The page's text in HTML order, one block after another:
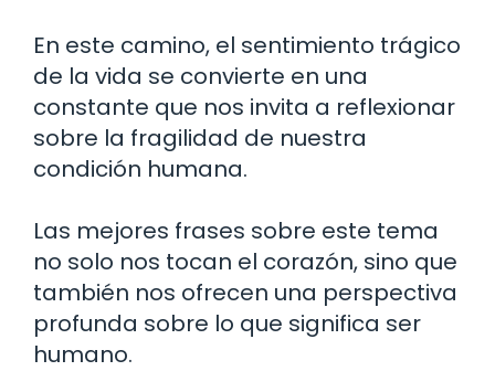
En este camino, el sentimiento trágico
de la vida se convierte en una
constante que nos invita a reflexionar
sobre la fragilidad de nuestra
condición humana.
Las mejores frases sobre este tema
no solo nos tocan el corazón, sino que
también nos ofrecen una perspectiva
profunda sobre lo que significa ser
humano.